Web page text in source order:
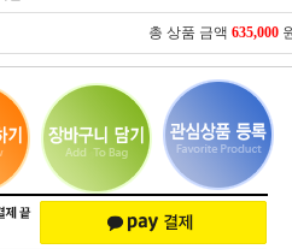
총 상품 금액 635,000